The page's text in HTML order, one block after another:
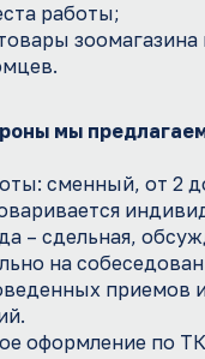
работы;
зоомагазина
мы
сменный, от 2
– сдельная,
на
приемов
оформление по
даю согласие с политикой
нам